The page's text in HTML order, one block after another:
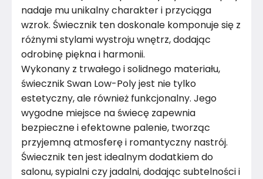
Montaż Złożony
Rok produkcji
nadaje mu unikalny charakter i przyciąga
wzrok. Świecznik ten doskonale komponuje się z
różnymi stylami wystroju wnętrz, dodając
odrobinę piękna i harmonii.
Wykonany z trwałego i solidnego materiału,
świecznik Swan Low-Poly jest nie tylko
estetyczny, ale również funkcjonalny. Jego
wygodne miejsce na świecę zapewnia
bezpieczne i efektowne palenie, tworząc
przyjemną atmosferę i romantyczny nastrój.
Świecznik ten jest idealnym dodatkiem do
salonu, sypialni czy jadalni, dodając subtelności i